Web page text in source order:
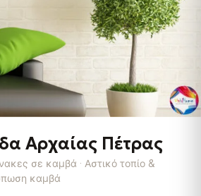
Αρχαίας Πέτρας
σε καμβά · Αστικό τοπίο &
καμβά